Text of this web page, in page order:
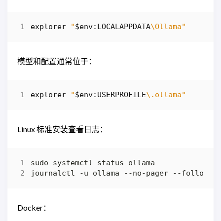
explorer "$env:LOCALAPPDATA\Ollama"
模型和配置通常位于：
explorer "$env:USERPROFILE\.ollama"
Linux 标准安装查看日志：
Docker：